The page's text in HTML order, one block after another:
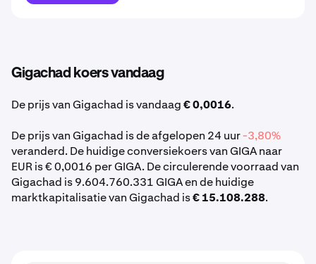
Gigachad koers vandaag
De prijs van Gigachad is vandaag€ 0,0016.
De prijs van Gigachad is de afgelopen 24 uur-3,80%
veranderd. De huidige conversiekoers van GIGA naar
EUR is € 0,0016 per GIGA. De circulerende voorraad van
Gigachad is 9.604.760.331 GIGA en de huidige
marktkapitalisatie van Gigachad is€ 15.108.288.